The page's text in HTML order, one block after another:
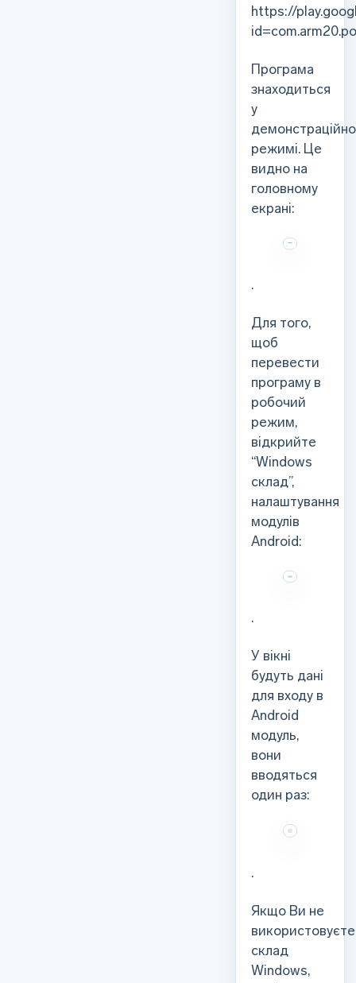
https://
Програма
знаходиться
у
режимі. Це
видно на
головному
екрані:
.
Для того,
щоб
перевести
програму в
робочий
режим,
відкрийте
“Windows
склад”,
налаштування
модулів
Android:
.
У вікні
будуть дані
для входу в
Android
модуль,
вони
вводяться
один раз:
.
Якщо Ви не
використовуєте
склад
Windows,